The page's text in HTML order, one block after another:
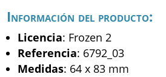
cantidad
Información del producto:
Licencia: Frozen 2
Referencia: 6792_03
Medidas: 64 x 83 mm